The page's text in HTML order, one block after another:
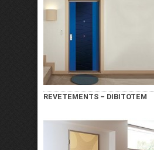
REVETEMENTS – DIBITOTEM